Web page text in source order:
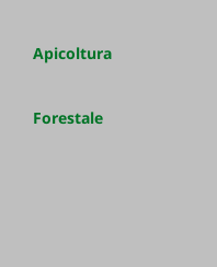
Apicoltura
Forestale